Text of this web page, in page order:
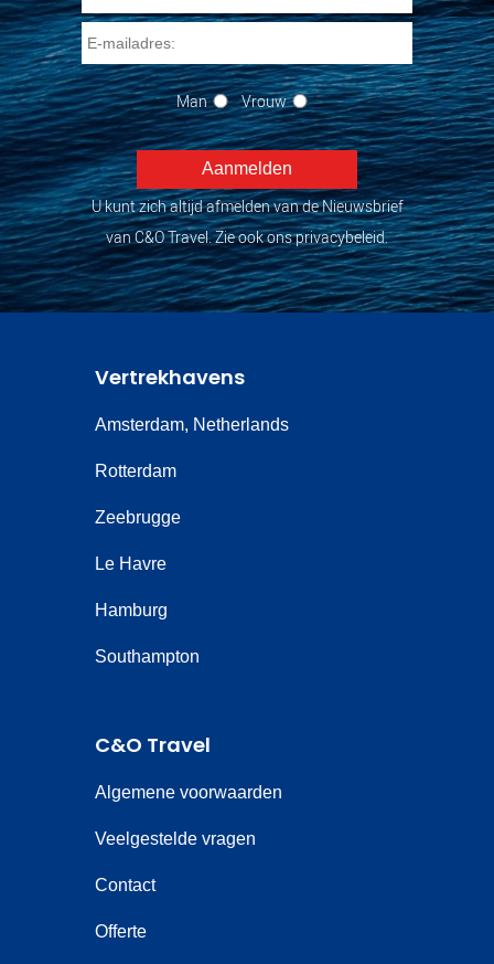
Man Vrouw
U kunt zich altijd afmelden van de Nieuwsbrief
van C&O Travel. Zie ook ons privacybeleid.
Vertrekhavens
Amsterdam, Netherlands
Rotterdam
Zeebrugge
Le Havre
Hamburg
Southampton
C&O Travel
Algemene voorwaarden
Veelgestelde vragen
Contact
Offerte